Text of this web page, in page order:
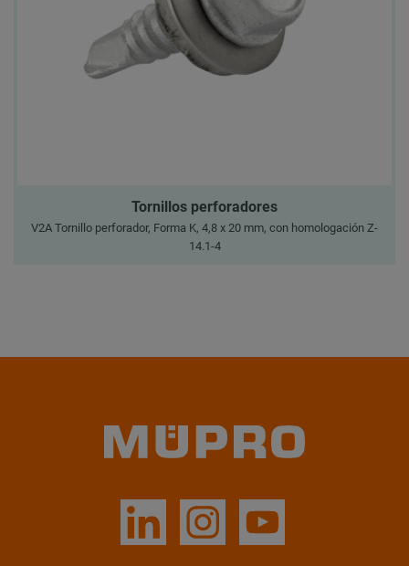
Tornillos perforadores
V2A Tornillo perforador, Forma K, 4,8 x 20 mm, con homologación Z-
14.1-4